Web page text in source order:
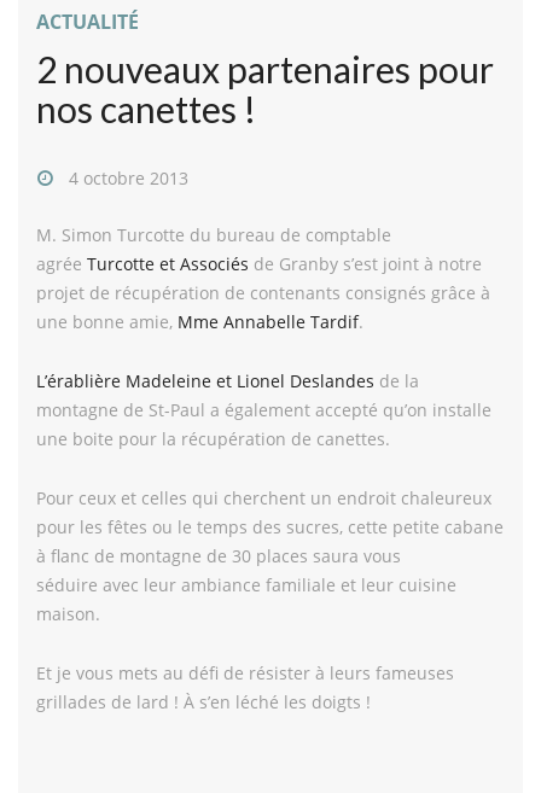
ACTUALITÉ
2 nouveaux partenaires pour
nos canettes !
4 octobre 2013
M. Simon Turcotte du bureau de comptable
agrée Turcotte et Associés de Granby s’est joint à notre
projet de récupération de contenants consignés grâce à
une bonne amie, Mme Annabelle Tardif.
L’érablière Madeleine et Lionel Deslandes de la
montagne de St-Paul a également accepté qu’on installe
une boite pour la récupération de canettes.
Pour ceux et celles qui cherchent un endroit chaleureux
pour les fêtes ou le temps des sucres, cette petite cabane
à flanc de montagne de 30 places saura vous
séduire avec leur ambiance familiale et leur cuisine
maison.
Et je vous mets au défi de résister à leurs fameuses
grillades de lard ! À s’en léché les doigts !